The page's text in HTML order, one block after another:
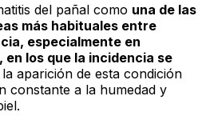
del pañal como una de las
más habituales entre
especialmente en
los que la incidencia se
aparición de esta condición
constante a la humedad y